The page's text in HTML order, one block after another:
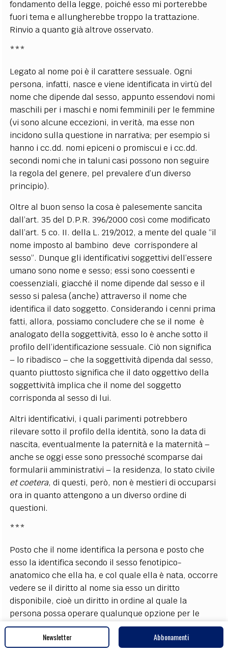
fondamento della legge, poiché esso mi porterebbe
fuori tema e allungherebbe troppo la trattazione.
Rinvio a quanto già altrove osservato.
***
Legato al nome poi è il carattere sessuale. Ogni
persona, infatti, nasce e viene identificata in virtù del
nome che dipende dal sesso, appunto essendovi nomi
maschili per i maschi e nomi femminili per le femmine
(vi sono alcune eccezioni, in verità, ma esse non
incidono sulla questione in narrativa; per esempio si
hanno i cc.dd. nomi epiceni o promiscui e i cc.dd.
secondi nomi che in taluni casi possono non seguire
la regola del genere, pel prevalere d’un diverso
principio).
Oltre al buon senso la cosa è palesemente sancita
dall’art. 35 del D.P.R. 396/2000 così come modificato
dall’art. 5 co. II. della L. 219/2012, a mente del quale “il
nome imposto al bambino deve corrispondereal
sesso”. Dunque gli identificativi soggettivi dell’essere
umano sono nome e sesso; essi sono coessenti e
coessenziali, giacché il nome dipende dal sesso e il
sesso si palesa (anche) attraverso il nome che
identifica il dato soggetto. Considerando i cenni prima
fatti, allora, possiamo concludere che se il nome è
analogato della soggettività, esso lo è anche sotto il
profilo dell’identificazione sessuale. Ciò non significa
– lo ribadisco – che la soggettività dipenda dal sesso,
quanto piuttosto significa che il dato oggettivo della
soggettività implica che il nome del soggetto
corrisponda al sesso di lui.
Altri identificativi, i quali parimenti potrebbero
rilevare sotto il profilo della identità, sono la data di
nascita, eventualmente la paternità e la maternità –
anche se oggi esse sono pressoché scomparse dai
formularii amministrativi – la residenza, lo stato civile
et coetera, di questi, però, non è mestieri di occuparsi
ora in quanto attengono a un diverso ordine di
questioni.
***
Posto che il nome identifica la persona e posto che
esso la identifica secondo il sesso fenotipico-
anatomico che ella ha, e col quale ella è nata, occorre
vedere se il diritto al nome sia esso un diritto
disponibile, cioè un diritto in ordine al quale la
persona possa operare qualunque opzione per le
finalità dalla stessa elette secondo quel movimento
della libera autodeterminazione, il quale parrebbe
richiamare il movimento di personalizzazione
Newsletter Abbonamenti